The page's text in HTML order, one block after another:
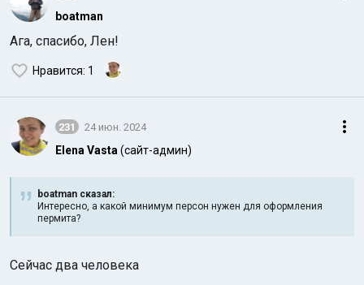
boatman
Ага, спасибо, Лен!
Нравится: 1
231 24 июн. 2024
Elena Vasta (сайт-админ)
boatman сказал:
Интересно, а какой минимум персон нужен для оформления
пермита?
Сейчас два человека